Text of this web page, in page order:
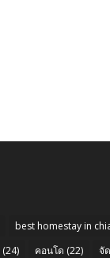
best homestay in
(24) คอนโด (22) จั